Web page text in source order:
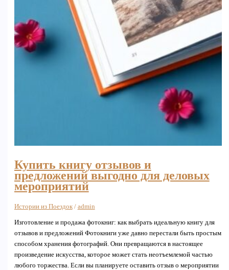
Купить книгу отзывов и
предложений выгодно для деловых
мероприятий
Истории из Поездок/ admin
Изготовление и продажа фотокниг: как выбрать идеальную книгу для
отзывов и предложений Фотокниги уже давно перестали быть простым
способом хранения фотографий. Они превращаются в настоящее
произведение искусства, которое может стать неотъемлемой частью
любого торжества. Если вы планируете оставить отзыв о мероприятии